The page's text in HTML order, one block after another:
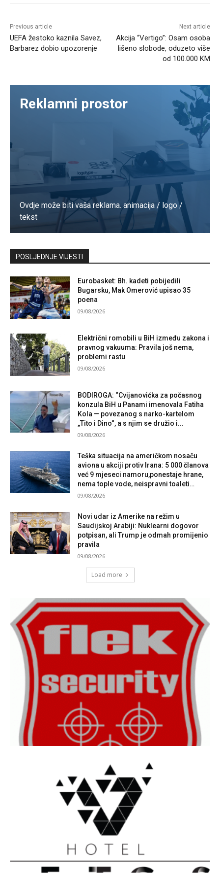
Previous article
UEFA žestoko kaznila Savez,
Barbarez dobio upozorenje
Next article
Akcija “Vertigo”: Osam osoba
lišeno slobode, oduzeto više
od 100.000 KM
Reklamni prostor
Ovdje može biti vaša reklama. animacija / logo /
tekst
Kontaktirajte nas
POSLJEDNJE VIJESTI
Eurobasket: Bh. kadeti pobijedili
Bugarsku, Mak Omerović upisao 35
poena
09/08/2026
Električni romobili u BiH između zakona i
pravnog vakuuma: Pravila još nema,
problemi rastu
09/08/2026
BODIROGA: “Cvijanovićka za počasnog
konzula BiH u Panami imenovala Fatiha
Kola — povezanog s narko-kartelom
„Tito i Dino“, a s njim se družio i...
09/08/2026
Teška situacija na američkom nosaču
aviona u akciji protiv Irana: 5 000 članova
već 9 mjeseci namoru,ponestaje hrane,
nema tople vode, neispravni toaleti…
09/08/2026
Novi udar iz Amerike na režim u
Saudijskoj Arabiji: Nuklearni dogovor
potpisan, ali Trump je odmah promijenio
pravila
09/08/2026
Load more